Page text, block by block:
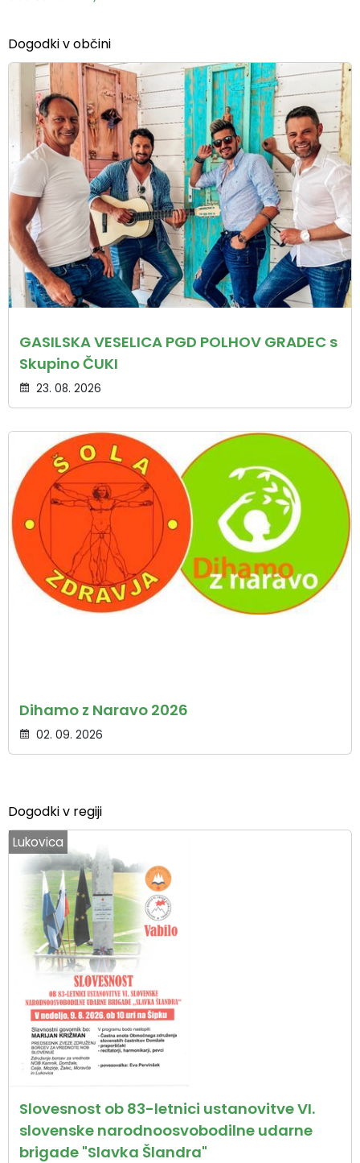
Dogodki v občini
GASILSKA VESELICA PGD POLHOV GRADEC s
Skupino ČUKI
23. 08. 2026
Dihamo z Naravo 2026
02. 09. 2026
Dogodki v regiji
Lukovica
Slovesnost ob 83-letnici ustanovitve VI.
slovenske narodnoosvobodilne udarne
brigade "Slavka Šlandra"